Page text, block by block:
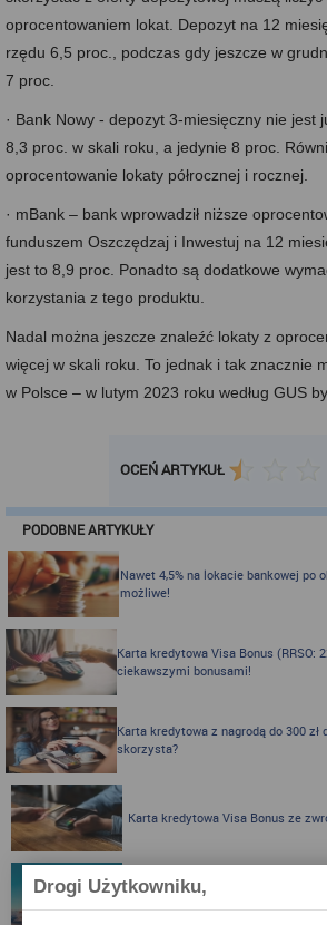
oprocentowaniem lokat. Depozyt na 12
rzędu 6,5 proc., podczas gdy jeszcze w
7 proc.
· Bank Nowy - depozyt 3-miesięczny nie jest
8,3 proc. w skali roku, a jedynie 8 proc.
oprocentowanie lokaty półrocznej i rocznej.
· mBank – bank wprowadził niższe
funduszem Oszczędzaj i Inwestuj na 12
jest to 8,9 proc. Ponadto są dodatkowe
korzystania z tego produktu.
Nadal można jeszcze znaleźć lokaty z
więcej w skali roku. To jednak i tak znacznie
w Polsce – w lutym 2023 roku według GUS
OCEŃ ARTYKUŁ
PODOBNE ARTYKUŁY
Nawet 4,5% na lokacie bankowej po
możliwe!
Karta kredytowa Visa Bonus (RRSO:
ciekawszymi bonusami!
Karta kredytowa z nagrodą do 300
skorzysta?
Karta kredytowa Visa Bonus ze
Zbieraj mile z kartą kredytową
Drogi Użytkowniku,